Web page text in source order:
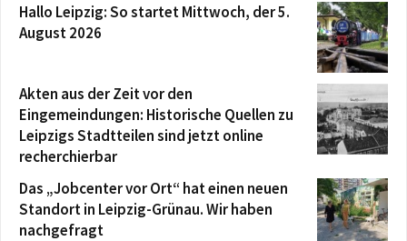
Hallo Leipzig: So startet Mittwoch, der 5.
August 2026
Akten aus der Zeit vor den
Eingemeindungen: Historische Quellen zu
Leipzigs Stadtteilen sind jetzt online
recherchierbar
Das „Jobcenter vor Ort“ hat einen neuen
Standort in Leipzig-Grünau. Wir haben
nachgefragt